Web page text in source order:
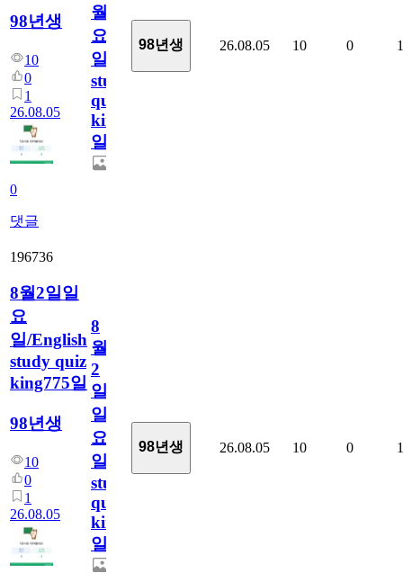
98년생
10
0
1
26.08.05
0
댓글
월
요
일/English
study
quiz
king776
일
98년생 26.08.05 10 0 1
196736
8월2일일
요
일/English
study quiz
king775일
98년생
10
0
1
26.08.05
8
월
2
일
일
요
일/English
study
quiz
king775
일
98년생 26.08.05 10 0 1